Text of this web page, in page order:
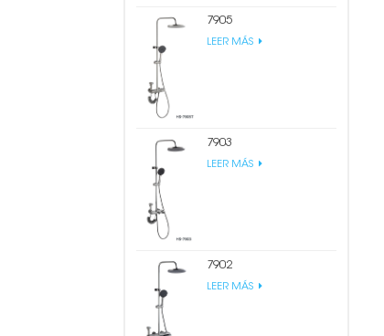
7905
LEER MÁS
7903
LEER MÁS
7902
LEER MÁS